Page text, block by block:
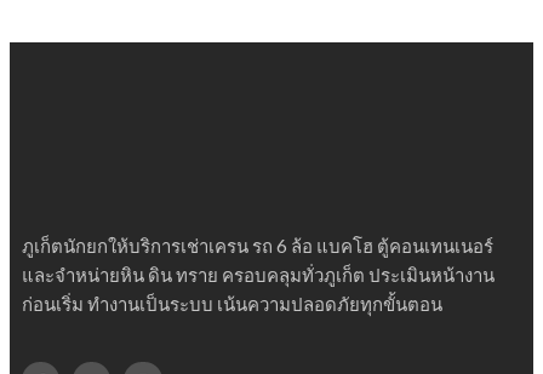
ภูเก็ตนักยกให้บริการเช่าเครน รถ 6 ล้อ แบคโฮ ตู้คอนเทนเนอร์
และจำหน่ายหิน ดิน ทราย ครอบคลุมทั่วภูเก็ต ประเมินหน้างาน
ก่อนเริ่ม ทำงานเป็นระบบ เน้นความปลอดภัยทุกขั้นตอน